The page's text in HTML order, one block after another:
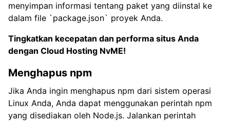
menyimpan informasi tentang paket yang diinstal ke
dalam file `package.json` proyek Anda.
Tingkatkan kecepatan dan performa situs Anda
dengan Cloud Hosting NvME!
Menghapus npm
Jika Anda ingin menghapus npm dari sistem operasi
Linux Anda, Anda dapat menggunakan perintah npm
yang disediakan oleh Node.js. Jalankan perintah